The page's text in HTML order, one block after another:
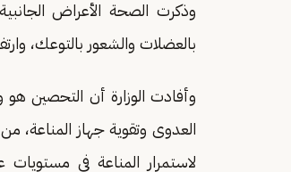
وذكرت الصحة الأعراض
بالعضلات والشعور بالتوعك،
وأفادت الوزارة أن التحصين
العدوى وتقوية جهاز المناعة،
لاستمرار المناعة في